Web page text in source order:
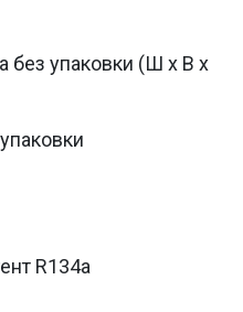
без упаковки (Ш х В х
R134a